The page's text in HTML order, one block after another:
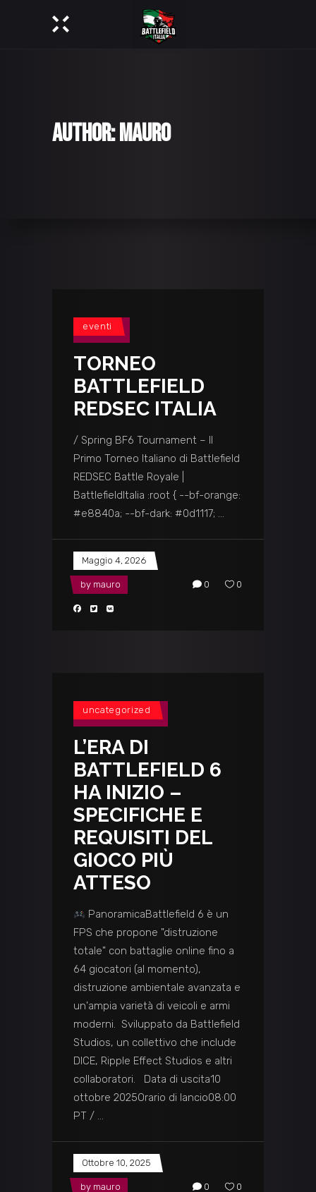
AUTHOR: MAURO
eventi
TORNEO
BATTLEFIELD
REDSEC ITALIA
/ Spring BF6 Tournament – Il
Primo Torneo Italiano di Battlefield
REDSEC Battle Royale |
BattlefieldItalia :root { --bf-orange:
#e8840a; --bf-dark: #0d1117;
Maggio 4, 2026
by mauro 0 0
uncategorized
L’ERA DI
BATTLEFIELD 6
HA INIZIO –
SPECIFICHE E
REQUISITI DEL
GIOCO PIÙ
ATTESO
PanoramicaBattlefield 6 è un
FPS che propone "distruzione
totale" con battaglie online fino a
64 giocatori (al momento),
distruzione ambientale avanzata e
un'ampia varietà di veicoli e armi
moderni. Sviluppato da Battlefield
Studios, un collettivo che include
DICE, Ripple Effect Studios e altri
collaboratori. Data di uscita10
ottobre 2025Orario di lancio08:00
PT /
Ottobre 10, 2025
by mauro 0 0